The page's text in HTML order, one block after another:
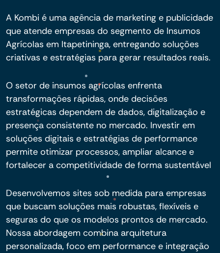
A Kombi é uma agência de marketing e publicidade
que atende empresas do segmento de Insumos
Agrícolas em Itapetininga, entregando soluções
criativas e estratégias para gerar resultados reais.
O setor de insumos agrícolas enfrenta
transformações rápidas, onde decisões
estratégicas dependem de dados, digitalização e
presença consistente no mercado. Investir em
soluções digitais e estratégias de performance
permite otimizar processos, ampliar alcance e
fortalecer a competitividade de forma sustentável
Desenvolvemos sites sob medida para empresas
que buscam soluções mais robustas, flexíveis e
seguras do que os modelos prontos de mercado.
Nossa abordagem combina arquitetura
personalizada, foco em performance e integração